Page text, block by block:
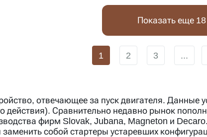
Показать еще 18
1 2 3 ...
отвечающее за пуск двигателя. Данные
действия). Сравнительно недавно рынок
фирм Slovak, Jubana, Magneton и
собой стартеры устаревших